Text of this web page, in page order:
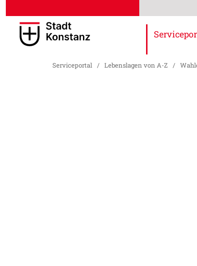
Serviceportal / Lebenslagen von A-Z /